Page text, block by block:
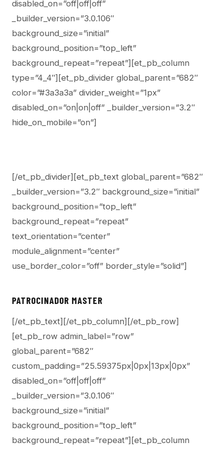
disabled_on=”off|off|off”
_builder_version=”3.0.106″
background_size=”initial”
background_position=”top_left”
background_repeat=”repeat”][et_pb_column
type=”4_4″][et_pb_divider global_parent=”682″
color=”#3a3a3a” divider_weight=”1px”
disabled_on=”on|on|off” _builder_version=”3.2″
hide_on_mobile=”on”]
[/et_pb_divider][et_pb_text global_parent=”682″
_builder_version=”3.2″ background_size=”initial”
background_position=”top_left”
background_repeat=”repeat”
text_orientation=”center”
module_alignment=”center”
use_border_color=”off” border_style=”solid”]
PATROCINADOR MASTER
[/et_pb_text][/et_pb_column][/et_pb_row]
[et_pb_row admin_label=”row”
global_parent=”682″
custom_padding=”25.59375px|0px|13px|0px”
disabled_on=”off|off|off”
_builder_version=”3.0.106″
background_size=”initial”
background_position=”top_left”
background_repeat=”repeat”][et_pb_column